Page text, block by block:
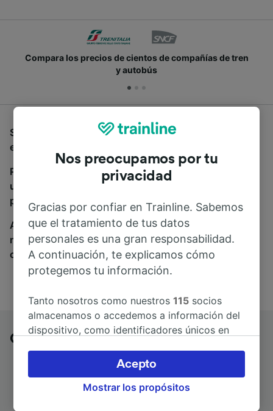
Compara los precios de cientos de compañías de tren
y autobús
Si estás buscando autobuses de Cassino a Pompei,
estás en el sitio adecuado.
Para encontrar billetes de autobús, simplemente haz
una búsqueda y nosotros compararemos horarios y
precios tanto de tren como de autobús.
A donde quiera que vayas, tu viaje empieza con
nosotros. Encuentra billetes de más de 170
compañías de tren y autobús.
Cassino a Pompei en autobús
Nos preocupamos por tu
privacidad
Gracias por confiar en Trainline. Sabemos
que el tratamiento de tus datos
personales es una gran responsabilidad.
A continuación, te explicamos cómo
protegemos tu información.
Tanto nosotros como nuestros115 socios
almacenamos o accedemos a información del
dispositivo, como identificadores únicos en
Puedes aceptar o administrar tus preferencias
haciendo clic abajo, incluido el derecho de
oposición en función de tu interés legítimo o,
Mostrar los propósitos
Acepto